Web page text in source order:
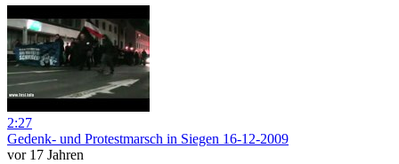
2:27
Gedenk- und Protestmarsch in Siegen 16-12-2009
vor 17 Jahren